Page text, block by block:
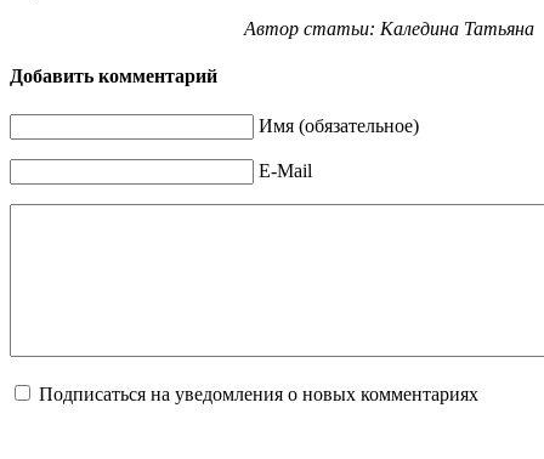
Автор статьи: Каледина Татьяна
Добавить комментарий
Имя (обязательное)
E-Mail
Подписаться на уведомления о новых комментариях